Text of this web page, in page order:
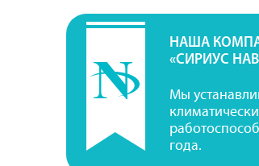
НАША
«СИРИУС
Мы
года.